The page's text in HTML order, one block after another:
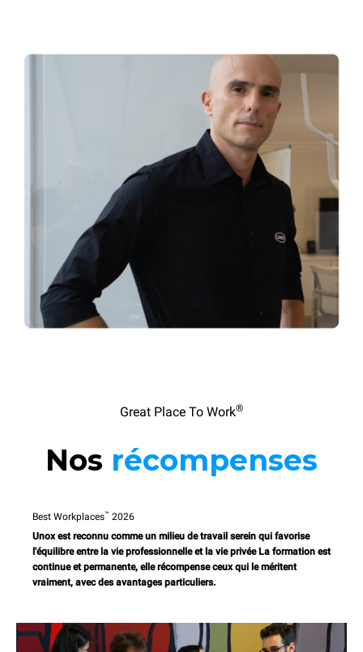
Great Place To Work®
Nos récompenses
Best Workplaces™ 2026
Unox est reconnu comme un milieu de travail serein qui favorise
l'équilibre entre la vie professionnelle et la vie privée La formation est
continue et permanente, elle récompense ceux qui le méritent
vraiment, avec des avantages particuliers.